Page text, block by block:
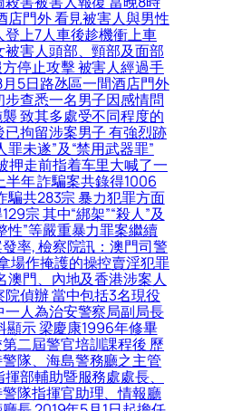
店門外 看見被害人與男性
登上7人車後趁機衝上車
被害人頭部、頸部及面部
停止攻擊 被害人經過手
5日路氹區一間酒店門外
查悉一名男子因感情問
致其多處受不同程度的
已拘留涉案男子 有強烈跡
未遂”及“禁用武器罪”
押走前指着车里大喊了一
年 詐騙案共錄得1006
騙共283宗 暴力犯罪方面
宗 其中“綁架”“殺人”及
性”等嚴重暴力罪案繼續
率, 檢察院訊：澳門司警
場作掩護的操控賣淫犯罪
澳門、內地及香港涉案人
偵辦 當中包括3名現役
一人為治安警察局副局長
示 梁慶康1996年修畢
二屆警官培訓課程後 歷
隊、海島警務廳之主管
部輔助暨服務處處長、
隊指揮官助理、情報廳